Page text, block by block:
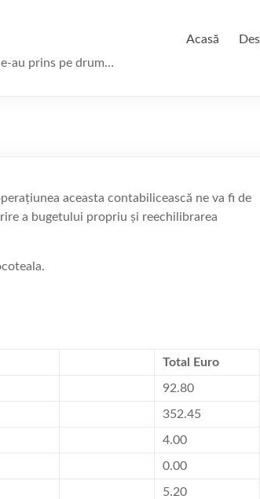
au prins pe drum…
Acasă
aceasta contabilicească ne va fi de
a bugetului propriu și reechilibrarea
Total Euro
92.80
352.45
4.00
0.00
5.20